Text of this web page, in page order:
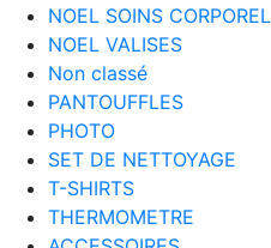
NOEL SOINS CORPOREL
NOEL VALISES
Non classé
PANTOUFFLES
PHOTO
SET DE NETTOYAGE
T-SHIRTS
THERMOMETRE